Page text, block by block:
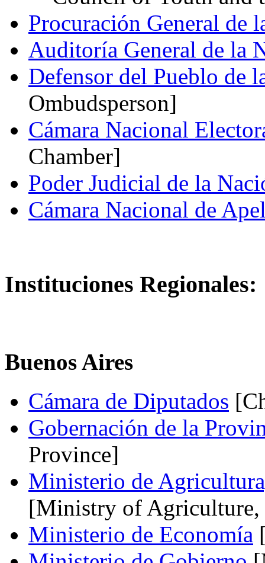
Procuración General de
Auditoría General de la
Defensor del Pueblo de
Ombudsperson]
Cámara Nacional
Chamber]
Poder Judicial de la
Cámara Nacional de
Instituciones Regionales:
Buenos Aires
Cámara de Diputados
Gobernación de la
Province]
Ministerio de
[Ministry of Agriculture,
Ministerio de Economía